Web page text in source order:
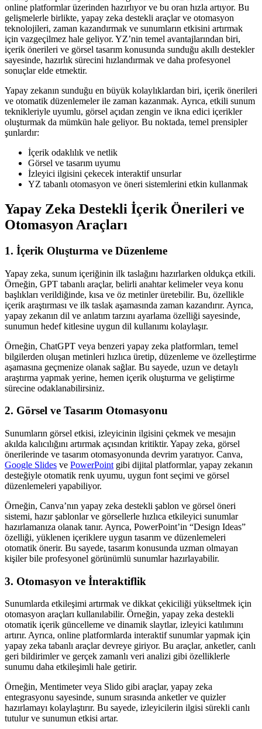
online platformlar üzerinden hazırlıyor ve bu oran hızla artıyor. Bu
gelişmelerle birlikte, yapay zeka destekli araçlar ve otomasyon
teknolojileri, zaman kazandırmak ve sunumların etkisini artırmak
için vazgeçilmez hale geliyor. YZ’nin temel avantajlarından biri,
içerik önerileri ve görsel tasarım konusunda sunduğu akıllı destekler
sayesinde, hazırlık sürecini hızlandırmak ve daha profesyonel
sonuçlar elde etmektir.
Yapay zekanın sunduğu en büyük kolaylıklardan biri, içerik önerileri
ve otomatik düzenlemeler ile zaman kazanmak. Ayrıca, etkili sunum
teknikleriyle uyumlu, görsel açıdan zengin ve ikna edici içerikler
oluşturmak da mümkün hale geliyor. Bu noktada, temel prensipler
şunlardır:
İçerik odaklılık ve netlik
Görsel ve tasarım uyumu
İzleyici ilgisini çekecek interaktif unsurlar
YZ tabanlı otomasyon ve öneri sistemlerini etkin kullanmak
Yapay Zeka Destekli İçerik Önerileri ve
Otomasyon Araçları
1. İçerik Oluşturma ve Düzenleme
Yapay zeka, sunum içeriğinin ilk taslağını hazırlarken oldukça etkili.
Örneğin, GPT tabanlı araçlar, belirli anahtar kelimeler veya konu
başlıkları verildiğinde, kısa ve öz metinler üretebilir. Bu, özellikle
içerik araştırması ve ilk taslak aşamasında zaman kazandırır. Ayrıca,
yapay zekanın dil ve anlatım tarzını ayarlama özelliği sayesinde,
sunumun hedef kitlesine uygun dil kullanımı kolaylaşır.
Örneğin, ChatGPT veya benzeri yapay zeka platformları, temel
bilgilerden oluşan metinleri hızlıca üretip, düzenleme ve özelleştirme
aşamasına geçmenize olanak sağlar. Bu sayede, uzun ve detaylı
araştırma yapmak yerine, hemen içerik oluşturma ve geliştirme
sürecine odaklanabilirsiniz.
2. Görsel ve Tasarım Otomasyonu
Sunumların görsel etkisi, izleyicinin ilgisini çekmek ve mesajın
akılda kalıcılığını artırmak açısından kritiktir. Yapay zeka, görsel
önerilerinde ve tasarım otomasyonunda devrim yaratıyor. Canva,
Google Slides ve PowerPoint gibi dijital platformlar, yapay zekanın
desteğiyle otomatik renk uyumu, uygun font seçimi ve görsel
düzenlemeleri yapabiliyor.
Örneğin, Canva’nın yapay zeka destekli şablon ve görsel öneri
sistemi, hazır şablonlar ve görsellerle hızlıca etkileyici sunumlar
hazırlamanıza olanak tanır. Ayrıca, PowerPoint’in “Design Ideas”
özelliği, yüklenen içeriklere uygun tasarım ve düzenlemeleri
otomatik önerir. Bu sayede, tasarım konusunda uzman olmayan
kişiler bile profesyonel görünümlü sunumlar hazırlayabilir.
3. Otomasyon ve İnteraktiflik
Sunumlarda etkileşimi artırmak ve dikkat çekiciliği yükseltmek için
otomasyon araçları kullanılabilir. Örneğin, yapay zeka destekli
otomatik içerik güncelleme ve dinamik slaytlar, izleyici katılımını
artırır. Ayrıca, online platformlarda interaktif sunumlar yapmak için
yapay zeka tabanlı araçlar devreye giriyor. Bu araçlar, anketler, canlı
geri bildirimler ve gerçek zamanlı veri analizi gibi özelliklerle
sunumu daha etkileşimli hale getirir.
Örneğin, Mentimeter veya Slido gibi araçlar, yapay zeka
entegrasyonu sayesinde, sunum sırasında anketler ve quizler
hazırlamayı kolaylaştırır. Bu sayede, izleyicilerin ilgisi sürekli canlı
tutulur ve sunumun etkisi artar.